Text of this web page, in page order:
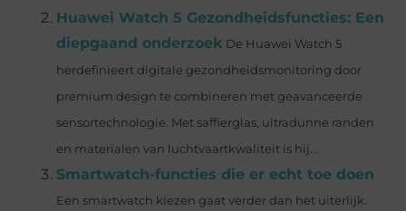
Huawei Watch 5 Gezondheidsfuncties: Een
diepgaand onderzoek De Huawei Watch 5
herdefinieert digitale gezondheidsmonitoring door
premium design te combineren met geavanceerde
sensortechnologie. Met saffierglas, ultradunne randen
en materialen van luchtvaartkwaliteit is hij...
Smartwatch-functies die er echt toe doen
Een smartwatch kiezen gaat verder dan het uiterlijk.